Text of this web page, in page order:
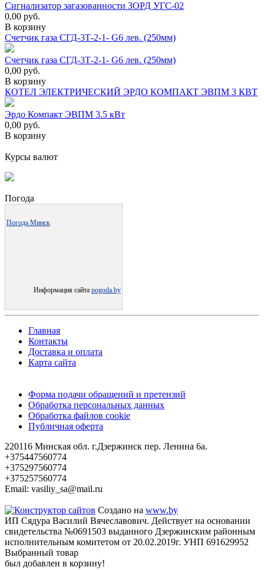
Сигнализатор загазованности ЗОРД УГС-02
0,00 руб.
В корзину
Счетчик газа СГД-3Т-2-1- G6 лев. (250мм)
Счетчик газа СГД-3Т-2-1- G6 лев. (250мм)
0,00 руб.
В корзину
КОТЕЛ ЭЛЕКТРИЧЕСКИЙ ЭРДО КОМПАКТ ЭВПМ 3 КВТ
Эрдо Компакт ЭВПМ 3.5 кВт
0,00 руб.
В корзину
Курсы валют
Погода
Погода Минск
Информация сайта pogoda.by
Главная
Контакты
Доставка и оплата
Карта сайта
Форма подачи обращений и претензий
Обработка персональных данных
Обработка файлов cookie
Публичная оферта
220116 Минская обл. г.Дзержинск пер. Ленина 6а.
+375447560774
+375297560774
+375257560774
Email: vasiliy_sa@mail.ru
Создано на www.by
ИП Сядура Василий Вячеславович. Действует на основании
свидетельства №0691503 выданного Дзержинским районным
исполнительным комитетом от 20.02.2019г. УНП 691629952
Выбранный товар
был добавлен в корзину!